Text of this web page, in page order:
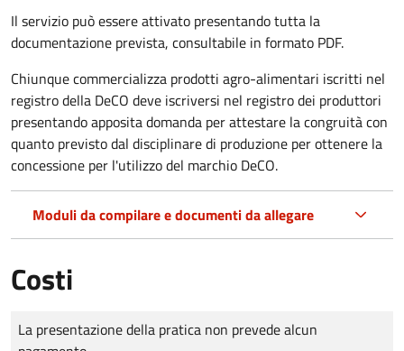
Il servizio può essere attivato presentando tutta la
documentazione prevista, consultabile in formato PDF.
Chiunque commercializza prodotti agro-alimentari iscritti nel
registro della DeCO deve iscriversi nel registro dei produttori
presentando apposita domanda per attestare la congruità con
quanto previsto dal disciplinare di produzione per ottenere la
concessione per l'utilizzo del marchio DeCO.
Moduli da compilare e documenti da allegare
Costi
Tipo di pagamento
Importo
La presentazione della pratica non prevede alcun